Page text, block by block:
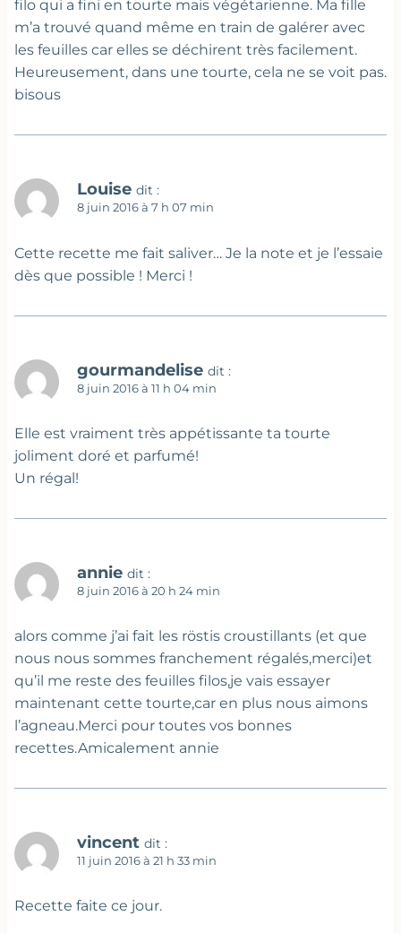
filo qui a fini en tourte mais végétarienne. Ma fille
m’a trouvé quand même en train de galérer avec
les feuilles car elles se déchirent très facilement.
Heureusement, dans une tourte, cela ne se voit pas.
bisous
Louise dit :
8 juin 2016 à 7 h 07 min
Cette recette me fait saliver… Je la note et je l’essaie
dès que possible ! Merci !
gourmandelise dit :
8 juin 2016 à 11 h 04 min
Elle est vraiment très appétissante ta tourte
joliment doré et parfumé!
Un régal!
annie dit :
8 juin 2016 à 20 h 24 min
alors comme j’ai fait les röstis croustillants (et que
nous nous sommes franchement régalés,merci)et
qu’il me reste des feuilles filos,je vais essayer
maintenant cette tourte,car en plus nous aimons
l’agneau.Merci pour toutes vos bonnes
recettes.Amicalement annie
vincent dit :
11 juin 2016 à 21 h 33 min
Recette faite ce jour.